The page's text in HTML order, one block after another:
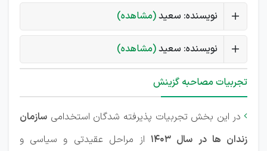
نویسنده: سعید(مشاهده)
نویسنده: سعید(مشاهده)
تجربیات مصاحبه گزینش
 در این بخش تجربیات پذیرفته شدگان استخدامی سازمان
زندان ها در سال 1403
از مراحل عقیدتی و سیاسی و